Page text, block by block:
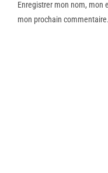
Enregistrer mon nom, mon
mon prochain commentaire.